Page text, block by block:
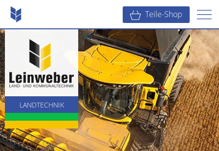
Teile-Shop
LANDTECHNIK
KOMMUNALTECHNIK
BAUTECHNIK